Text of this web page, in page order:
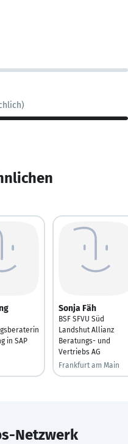
in SAP
Sonja Fäh
BSF SFVU Süd
Landshut Allianz
Beratungs- und
Vertriebs AG
Frankfurt am Main
Netzwerk